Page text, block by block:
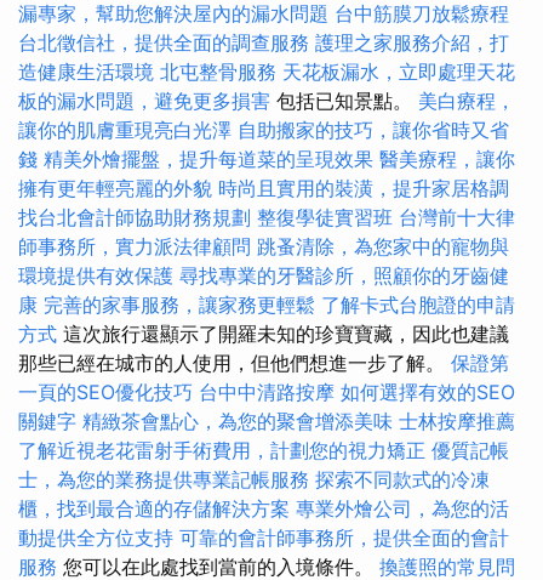
漏專家，幫助您解決屋內的漏水問題 台中筋膜刀放鬆療程
台北徵信社，提供全面的調查服務 護理之家服務介紹，打
造健康生活環境 北屯整骨服務 天花板漏水，立即處理天花
板的漏水問題，避免更多損害 包括已知景點。 美白療程，
讓你的肌膚重現亮白光澤 自助搬家的技巧，讓你省時又省
錢 精美外燴擺盤，提升每道菜的呈現效果 醫美療程，讓你
擁有更年輕亮麗的外貌 時尚且實用的裝潢，提升家居格調
找台北會計師協助財務規劃 整復學徒實習班 台灣前十大律
師事務所，實力派法律顧問 跳蚤清除，為您家中的寵物與
環境提供有效保護 尋找專業的牙醫診所，照顧你的牙齒健
康 完善的家事服務，讓家務更輕鬆 了解卡式台胞證的申請
方式 這次旅行還顯示了開羅未知的珍寶寶藏，因此也建議
那些已經在城市的人使用，但他們想進一步了解。 保證第
一頁的SEO優化技巧 台中中清路按摩 如何選擇有效的SEO
關鍵字 精緻茶會點心，為您的聚會增添美味 士林按摩推薦
了解近視老花雷射手術費用，計劃您的視力矯正 優質記帳
士，為您的業務提供專業記帳服務 探索不同款式的冷凍
櫃，找到最合適的存儲解決方案 專業外燴公司，為您的活
動提供全方位支持 可靠的會計師事務所，提供全面的會計
服務 您可以在此處找到當前的入境條件。 換護照的常見問